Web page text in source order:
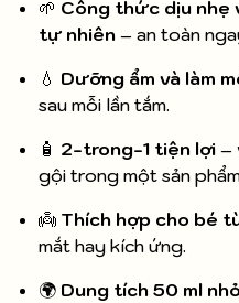
🌱 Công thức dịu nhẹ
tự nhiên – an toàn
💧 Dưỡng ẩm và làm
sau mỗi lần tắm.
🧴 2-trong-1 tiện lợi –
gội trong một sản
👼 Thích hợp cho bé
mắt hay kích ứng.
🌍 Dung tích 50 ml